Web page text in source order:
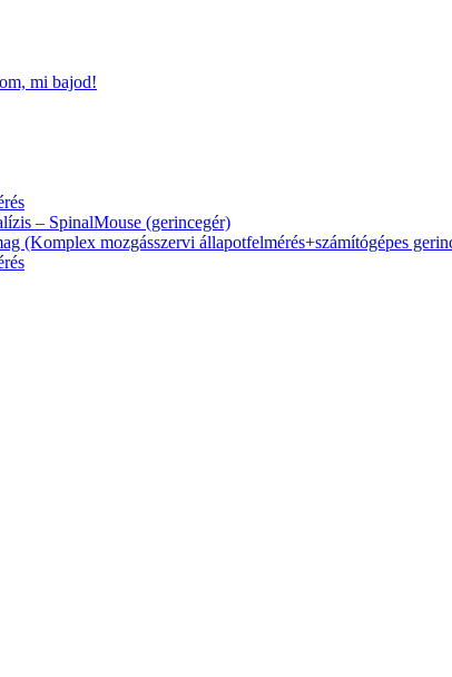
mi bajod!
– SpinalMouse (gerincegér)
(Komplex mozgásszervi állapotfelmérés+számítógépes